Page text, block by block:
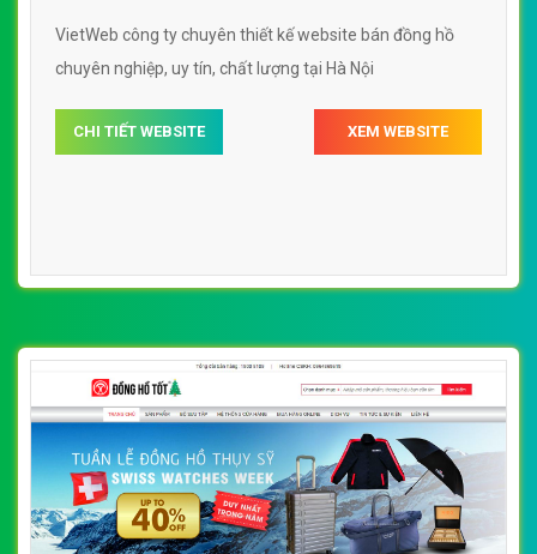
VietWeb công ty chuyên thiết kế website bán đồng hồ
chuyên nghiệp, uy tín, chất lượng tại Hà Nội
CHI TIẾT WEBSITE XEM WEBSITE